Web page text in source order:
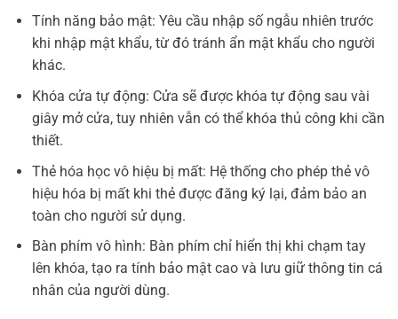
Tính năng bảo mật: Yêu cầu nhập số ngẫu nhiên trước
khi nhập mật khẩu, từ đó tránh ẩn mật khẩu cho người
khác.
Khóa cửa tự động: Cửa sẽ được khóa tự động sau vài
giây mở cửa, tuy nhiên vẫn có thể khóa thủ công khi cần
thiết.
Thẻ hóa học vô hiệu bị mất: Hệ thống cho phép thẻ vô
hiệu hóa bị mất khi thẻ được đăng ký lại, đảm bảo an
toàn cho người sử dụng.
Bàn phím vô hình: Bàn phím chỉ hiển thị khi chạm tay
lên khóa, tạo ra tính bảo mật cao và lưu giữ thông tin cá
nhân của người dùng.